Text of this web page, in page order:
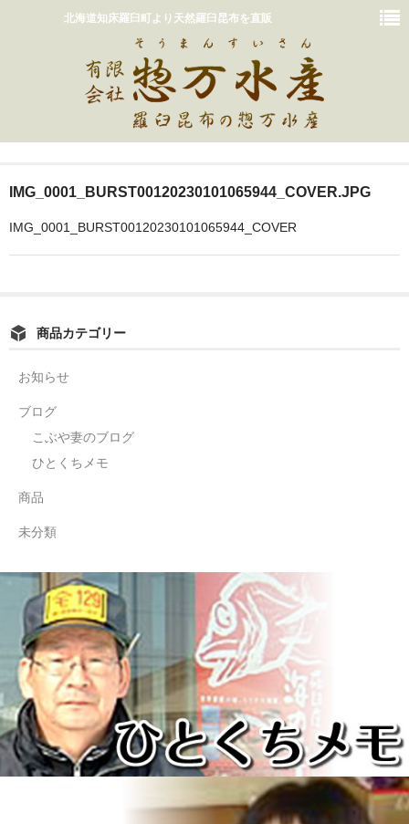
北海道知床羅臼町より天然羅臼昆布を直販
惣万水産って？
IMG_0001_BURST00120230101065944_COVER.JPG
IMG_0001_BURST00120230101065944_COVER
商品カテゴリー
お知らせ
ブログ
こぶや妻のブログ
ひとくちメモ
商品
未分類